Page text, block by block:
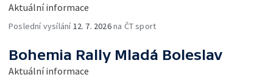
Aktuální informace
Poslední vysílání 12. 7. 2026na ČT sport
Bohemia Rally Mladá Boleslav
Aktuální informace